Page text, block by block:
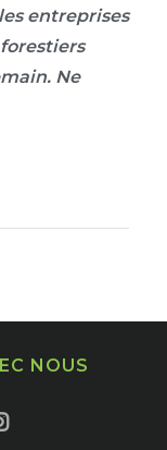
entreprises
Ne
NOUS